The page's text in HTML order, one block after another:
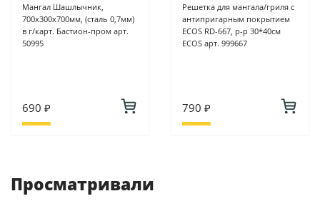
Мангал Шашлычник,
700х300х700мм, (сталь 0,7мм)
в г/карт. Бастион-пром арт.
50995
690 ₽
Решетка для мангала/гриля с
антипригарным покрытием
ECOS RD-667, р-р 30*40см
ECOS арт. 999667
790 ₽
Просматривали